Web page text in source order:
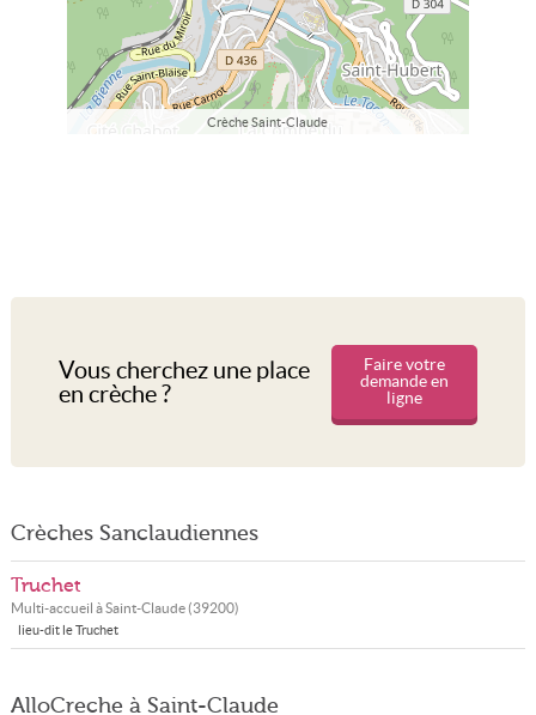
Crèche Saint-Claude
Vous cherchez une place
en crèche ?
Faire votre
demande en
ligne
Crèches Sanclaudiennes
Truchet
Multi-accueil àSaint-Claude(39200)
lieu-dit le Truchet
AlloCreche à Saint-Claude